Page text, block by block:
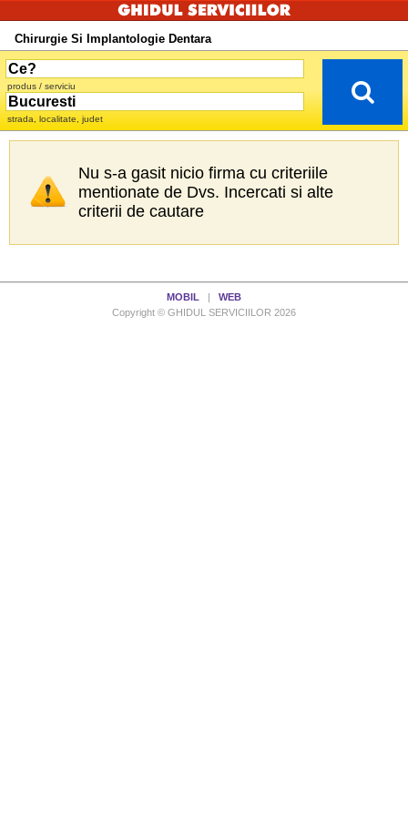
Chirurgie Si Implantologie Dentara
produs / serviciu
strada, localitate, judet
Nu s-a gasit nicio firma cu criteriile
mentionate de Dvs. Incercati si alte
criterii de cautare
MOBIL
WEB
Copyright © GHIDUL SERVICIILOR 2026